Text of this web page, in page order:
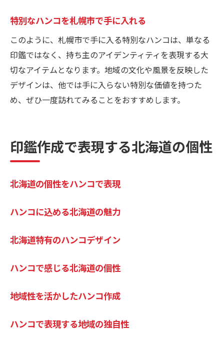
特別なハンコを札幌市で手に入れる
このように、札幌市で手に入る特別なハンコは、単なる
印鑑ではなく、持ち主のアイデンティティを表現する大
切なアイテムとなります。地域の文化や風景を反映した
デザインは、他では手に入らない特別な価値を持つた
め、ぜひ一度訪れてみることをおすすめします。
印鑑作成で表現する北海道の個性
北海道の個性をハンコで表現
ハンコに込める北海道の魅力
北海道特有のハンコデザイン
ハンコで感じる北海道の個性
地域性を活かしたハンコ作成
ハンコで表現する地域の独自性